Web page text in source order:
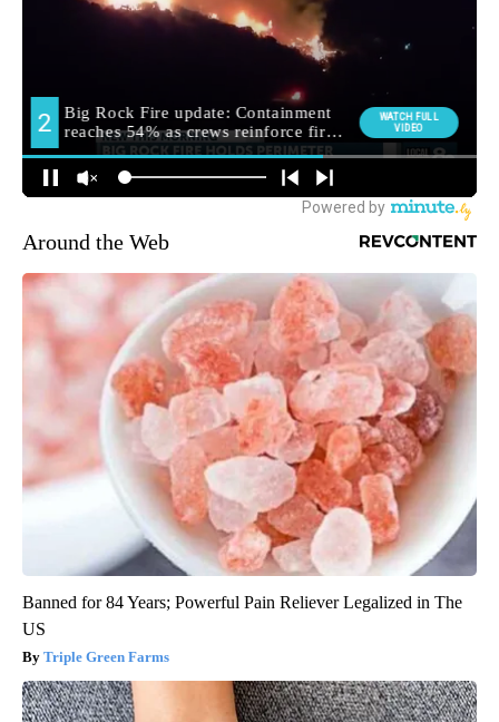
Around the Web
Banned for 84 Years; Powerful Pain Reliever Legalized in The
US
Triple Green Farms